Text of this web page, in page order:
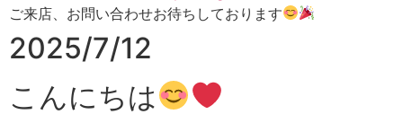
ご来店、お問い合わせお待ちしております
2025/7/12
こんにちは